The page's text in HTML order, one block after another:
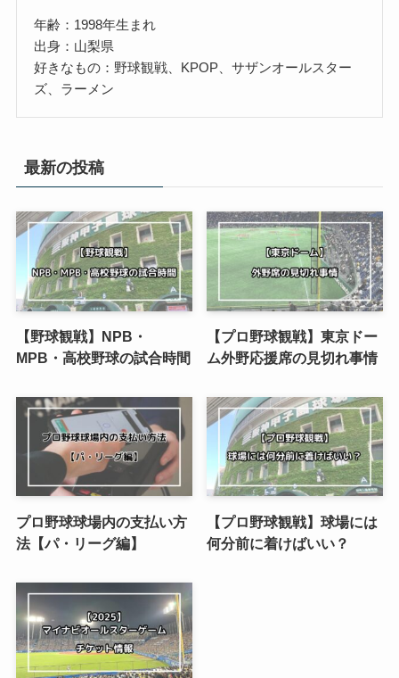
年齢：1998年生まれ
出身：山梨県
好きなもの：野球観戦、KPOP、サザンオールスター
ズ、ラーメン
最新の投稿
【野球観戦】NPB・
MPB・高校野球の試合時間
【プロ野球観戦】東京ドー
ム外野応援席の見切れ事情
プロ野球球場内の支払い方
法【パ・リーグ編】
【プロ野球観戦】球場には
何分前に着けばいい？